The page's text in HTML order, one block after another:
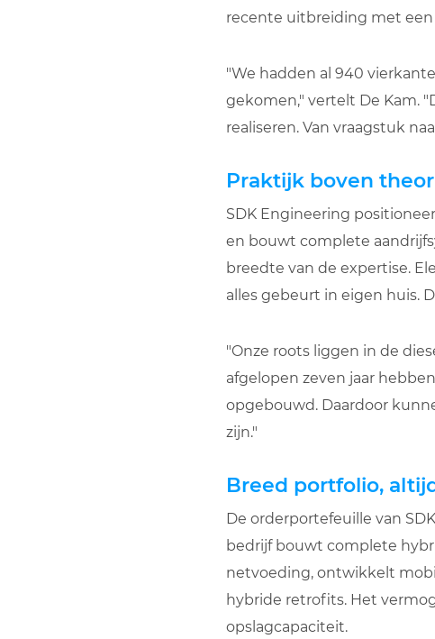
recente uitbreiding met
"We hadden al 940
gekomen," vertelt De Kam.
realiseren. Van vraagstuk
Praktijk boven
SDK Engineering
en bouwt complete
breedte van de expertise.
alles gebeurt in eigen huis.
"Onze roots liggen in de
afgelopen zeven jaar
opgebouwd. Daardoor
zijn."
Breed portfolio,
De orderportefeuille van
bedrijf bouwt complete
netvoeding, ontwikkelt
hybride retrofits. Het
opslagcapaciteit.